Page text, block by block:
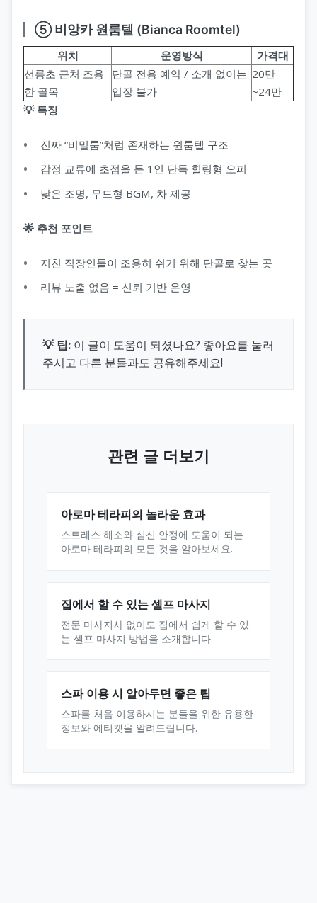
⑤ 비앙카 원룸텔 (Bianca Roomtel)
위치 운영방식
가격대
선릉초 근처 조용
한 골목
단골 전용 예약 / 소개 없이는
입장 불가
20만
~24만
💡 특징
진짜 “비밀룸”처럼 존재하는 원룸텔 구조
감정 교류에 초점을 둔 1인 단독 힐링형 오피
낮은 조명, 무드형 BGM, 차 제공
🌟 추천 포인트
지친 직장인들이 조용히 쉬기 위해 단골로 찾는 곳
리뷰 노출 없음 = 신뢰 기반 운영
💡 팁: 이 글이 도움이 되셨나요? 좋아요를 눌러
주시고 다른 분들과도 공유해주세요!
관련 글 더보기
아로마 테라피의 놀라운 효과
스트레스 해소와 심신 안정에 도움이 되는
아로마 테라피의 모든 것을 알아보세요.
집에서 할 수 있는 셀프 마사지
전문 마사지사 없이도 집에서 쉽게 할 수 있
는 셀프 마사지 방법을 소개합니다.
스파 이용 시 알아두면 좋은 팁
스파를 처음 이용하시는 분들을 위한 유용한
정보와 에티켓을 알려드립니다.